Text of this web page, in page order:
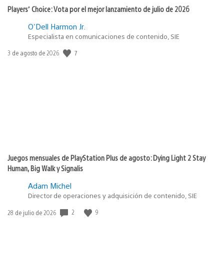
Players’ Choice: Vota por el mejor lanzamiento de julio de 2026
O'Dell Harmon Jr.
Especialista en comunicaciones de contenido, SIE
Fecha
3 de agosto de 2026 7
Juegos mensuales de PlayStation Plus de agosto: Dying Light 2 Stay
Human, Big Walk y Signalis
Adam Michel
Director de operaciones y adquisición de contenido, SIE
Fecha
28 de julio de 2026 2 9